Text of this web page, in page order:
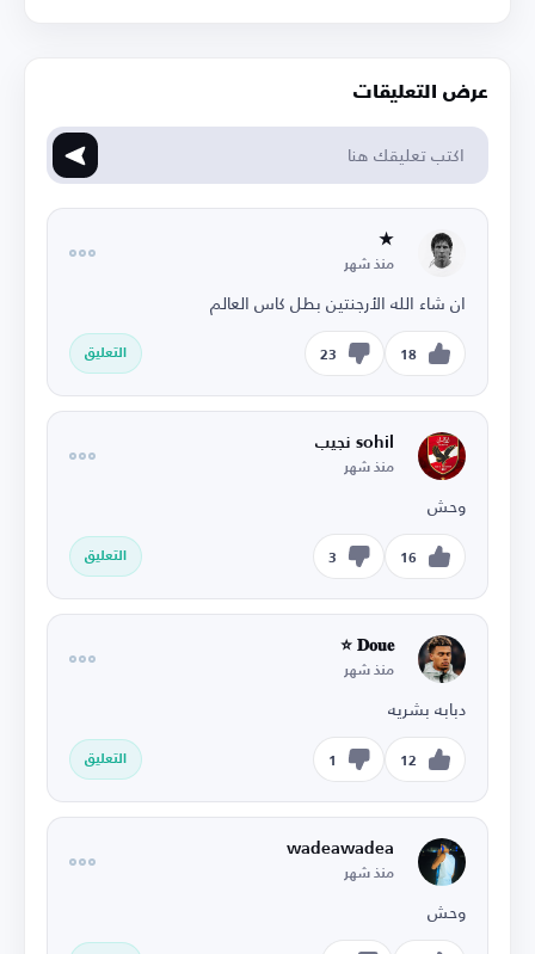
عرض التعليقات
★
منذ شهر
ان شاء الله الأرجنتين بطل كاس العالم
18
23 التعليق
sohil نجيب
منذ شهر
وحش
16
3 التعليق
𝐃𝐨𝐮𝐞 ⭐
منذ شهر
دبابه بشريه
12
1 التعليق
wadeawadea
منذ شهر
وحش